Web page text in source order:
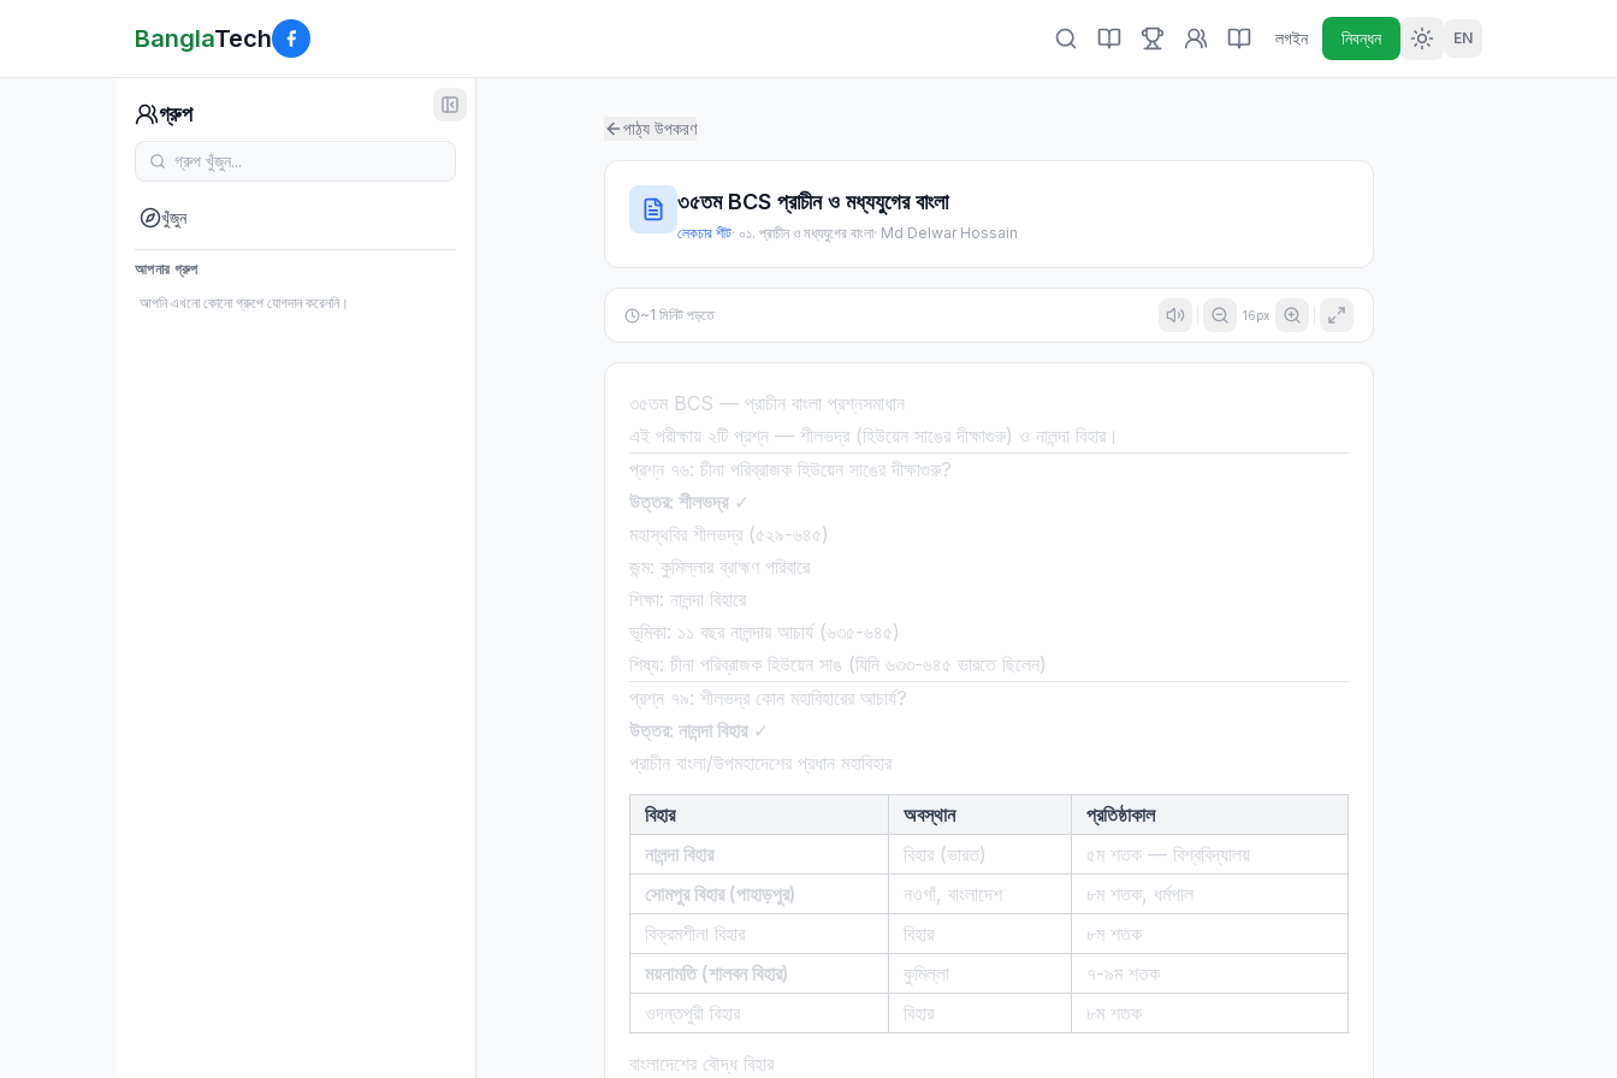
BanglaTech লগইন নিবন্ধন EN
গ্রুপ
খুঁজুন
আপনার গ্রুপ
আপনি এখনো কোনো গ্রুপে যোগদান করেননি।
পাঠ্য উপকরণ
৩৫তম BCS প্রাচীন ও মধ্যযুগের বাংলা
লেকচার শীট· ০১. প্রাচীন ও মধ্যযুগের বাংলা· Md Delwar Hossain
~1 মিনিট পড়তে 16px
৩৫তম BCS — প্রাচীন বাংলা প্রশ্নসমাধান
এই পরীক্ষায় ২টি প্রশ্ন — শীলভদ্র (হিউয়েন সাঙের দীক্ষাগুরু) ও নালন্দা বিহার।
প্রশ্ন ৭৬: চীনা পরিব্রাজক হিউয়েন সাঙের দীক্ষাগুরু?
উত্তর: শীলভদ্র✓
মহাস্থবির শীলভদ্র (৫২৯-৬৪৫)
জন্ম: কুমিল্লার ব্রাহ্মণ পরিবারে
শিক্ষা: নালন্দা বিহারে
ভূমিকা: ১১ বছর নালন্দার আচার্য (৬৩৫-৬৪৫)
শিষ্য: চীনা পরিব্রাজক হিউয়েন সাঙ (যিনি ৬৩৩-৬৪৫ ভারতে ছিলেন)
প্রশ্ন ৭৯: শীলভদ্র কোন মহাবিহারের আচার্য?
উত্তর: নালন্দা বিহার✓
প্রাচীন বাংলা/উপমহাদেশের প্রধান মহাবিহার
বিহার অবস্থান
প্রতিষ্ঠাকাল
নালন্দা বিহার
বিহার (ভারত)
৫ম শতক — বিশ্ববিদ্যালয়
সোমপুর বিহার (পাহাড়পুর)
নওগাঁ, বাংলাদেশ
৮ম শতক, ধর্মপাল
বিক্রমশীলা বিহার
বিহার
৮ম শতক
ময়নামতি (শালবন বিহার)
কুমিল্লা
৭-৯ম শতক
ওদন্তপুরী বিহার
বিহার ৮ম শতক
বাংলাদেশের বৌদ্ধ বিহার